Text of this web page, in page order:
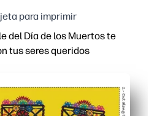
para imprimir
del Día de los Muertos te
tus seres queridos